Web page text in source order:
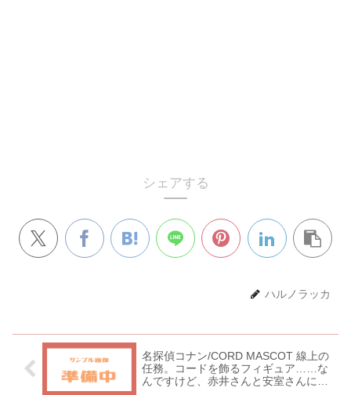
シェアする
ハルノラッカ
名探偵コナン/CORD MASCOT 線上の
任務。コードを飾るフィギュア……な
んですけど、赤井さんと安室さんに注